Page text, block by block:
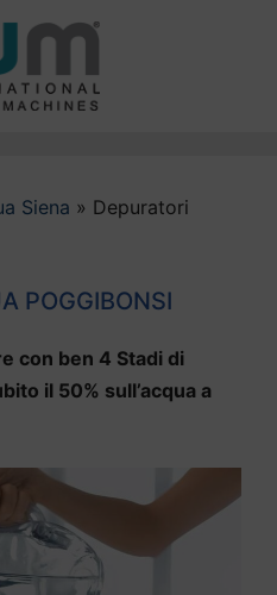
Siena » Depuratori
POGGIBONSI
con ben 4 Stadi di
il 50% sull’acqua a